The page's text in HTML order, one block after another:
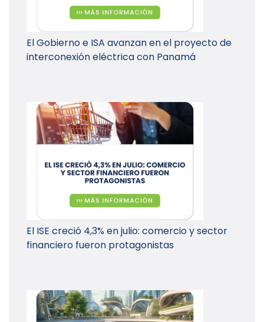
El Gobierno e ISA avanzan en el proyecto de
interconexión eléctrica con Panamá
El ISE creció 4,3% en julio: comercio y sector
financiero fueron protagonistas